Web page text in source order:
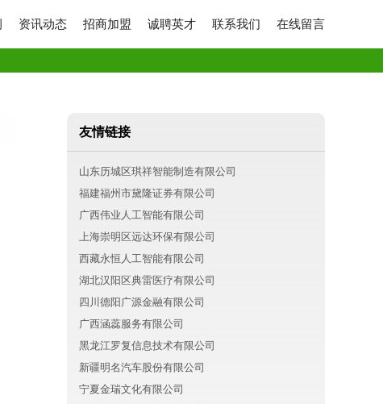
资讯动态 招商加盟 诚聘英才 联系我们 在线留言
友情链接
山东历城区琪祥智能制造有限公司
福建福州市黛隆证券有限公司
广西伟业人工智能有限公司
上海崇明区远达环保有限公司
西藏永恒人工智能有限公司
湖北汉阳区典雷医疗有限公司
四川德阳广源金融有限公司
广西涵蕊服务有限公司
黑龙江罗复信息技术有限公司
新疆明名汽车股份有限公司
宁夏金瑞文化有限公司